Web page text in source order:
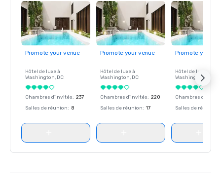
Promote your venue
Hôtel de luxe à
Washington, DC
Chambres d'invités: 237
Salles de réunion: 8
Promote your venue
Hôtel de luxe à
Washington, DC
Chambres d'invités: 220
Salles de réunion: 17
Promote your
Hôtel de luxe à
Washington
Chambres
Salles de réunion